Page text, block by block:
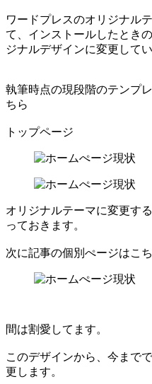
ワードプレスのオリジナル
て、インストールしたとき
ジナルデザインに変更してい
執筆時点の現段階のテンプ
ちら
トップページ
オリジナルテーマに変更す
っておきます。
次に記事の個別ぺージはこ
間は割愛してます。
このデザインから、今まで
更します。